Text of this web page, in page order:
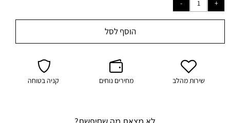
הוסף לסל
שירות מהלב מחירים נוחים קניה בטוחה